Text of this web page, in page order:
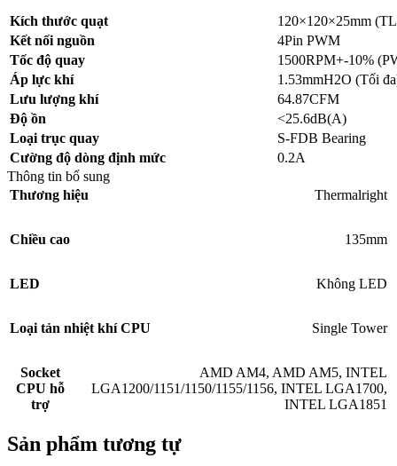
Kích thước quạt
120×120×25mm
Kết nối nguồn
4Pin PWM
Tốc độ quay
1500RPM+-10%
Áp lực khí
1.53mmH2O (Tối
Lưu lượng khí
64.87CFM
Độ ồn
<25.6dB(A)
Loại trục quay
S-FDB Bearing
Cường độ dòng định mức
0.2A
Thông tin bổ sung
Thương hiệu
Thermalright
Chiều cao 135mm
LED Không LED
Loại tản nhiệt khí CPU Single Tower
Socket
CPU hỗ
trợ
AMD AM4, AMD AM5, INTEL
LGA1200/1151/1150/1155/1156, INTEL LGA1700,
INTEL LGA1851
Sản phẩm tương tự